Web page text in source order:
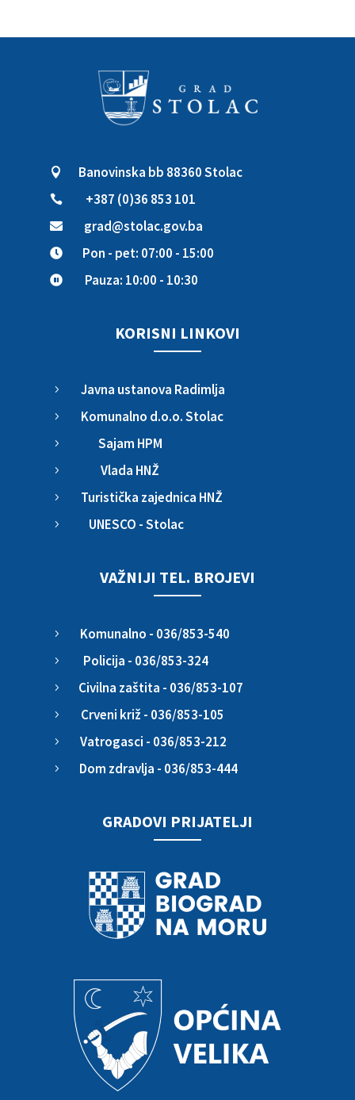
 Banovinska bb 88360 Stolac
 +387 (0)36 853 101
 grad@stolac.gov.ba
 Pon - pet: 07:00 - 15:00
 Pauza: 10:00 - 10:30
KORISNI LINKOVI
5 Javna ustanova Radimlja
5 Komunalno d.o.o. Stolac
5 Sajam HPM
5 Vlada HNŽ
5 Turistička zajednica HNŽ
5 UNESCO - Stolac
VAŽNIJI TEL. BROJEVI
5 Komunalno - 036/853-540
5 Policija - 036/853-324
5 Civilna zaštita - 036/853-107
5 Crveni križ - 036/853-105
5 Vatrogasci - 036/853-212
5 Dom zdravlja - 036/853-444
GRADOVI PRIJATELJI